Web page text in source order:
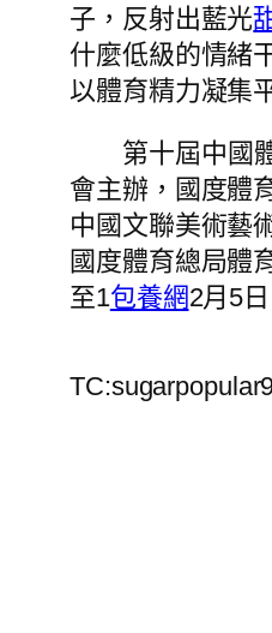
子，反射出藍光
什麼低級的情緒
以體育精力凝集
第十屆中國
會主辦，國度體
中國文聯美術藝
國度體育總局體
至1包養網2月5日